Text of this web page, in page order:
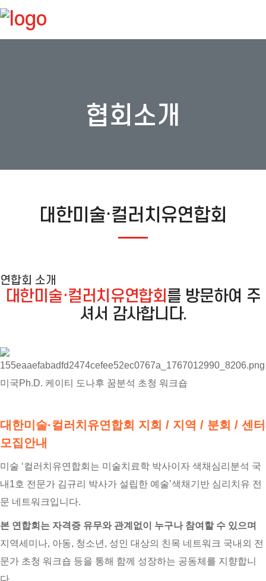
협회소개
대한미술·컬러치유연합회
연합회 소개
대한미술·컬러치유연합회 를 방문하여 주
셔서 감사합니다.
미국Ph.D. 케이티 도나후 꿈분석 초청 워크숍
대한미술·컬러치유연합회 지회 / 지역 / 분회 / 센터
모집안내
미술 ‘컬러치유연합회는 미술치료학 박사이자 색채심리분석 국
내1호 전문가 김규리 박사가 설립한 예술’색채기반 심리치유 전
문 네트워크입니다.
본 연합회는 자격증 유무와 관계없이 누구나 참여할 수 있으며
지역세미나, 아동, 청소년, 성인 대상의 친목 네트워크 국내외 전
문가 초청 워크숍 등을 통해 함께 성장하는 공동체를 지향합니
다.